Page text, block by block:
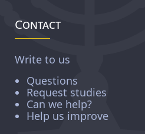
Contact
Write to us
Questions
Request studies
Can we help?
Help us improve